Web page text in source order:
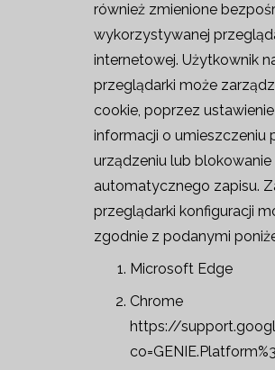
również zmienione
wykorzystywanej
internetowej. Użytkownik
przeglądarki może
cookie, poprzez
informacji o umieszczeniu
urządzeniu lub blokowanie
automatycznego zapisu.
przeglądarki konfiguracji
zgodnie z podanymi
Microsoft Edge
Chrome
https://